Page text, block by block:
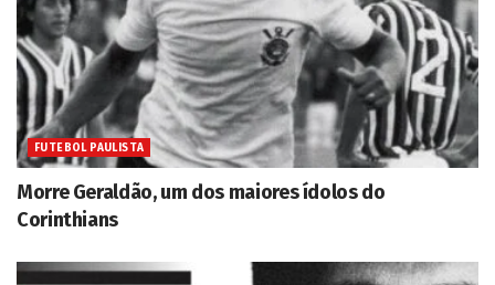
FUTEBOL PAULISTA
Morre Geraldão, um dos maiores ídolos do
Corinthians